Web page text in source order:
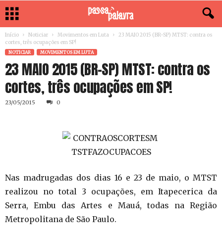
Início Noticiar Movimentos em Luta
23 MAIO 2015 (BR-SP) MTST: contra os
cortes, três ocupações em SP!
NOTICIAR MOVIMENTOS EM LUTA
23 MAIO 2015 (BR-SP) MTST: contra os
cortes, três ocupações em SP!
23/05/2015 0
Nas madrugadas dos dias 16 e 23 de maio, o MTST
realizou no total 3 ocupações, em Itapecerica da
Serra, Embu das Artes e Mauá, todas na Região
Metropolitana de São Paulo.